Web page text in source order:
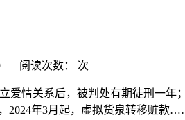
| 阅读次数： 次
情关系后，被判处有期徒刑一年
2024年3月起，虚拟货泉转移赃款